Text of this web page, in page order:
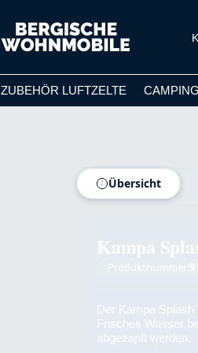
ZUBEHÖR LUFTZELTE
Übersicht
Kampa
Produktnummer:
Der Kampa
Frisches Wasser
abgezapft werden.